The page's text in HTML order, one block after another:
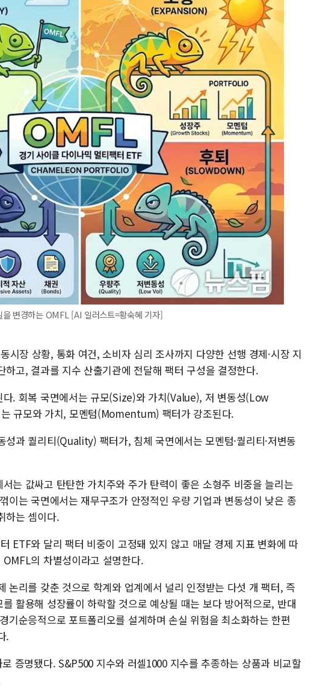
변경하는 OMFL [AI 일러스트=황숙혜 기자]
시장 상황, 통화 여건, 소비자 심리 조사까지 다양한 선행 경제·시장 지
하고, 결과를 지수 산출기관에 전달해 팩터 구성을 결정한다.
. 회복 국면에서는 규모(Size)와 가치(Value), 저 변동성(Low
규모와 가치, 모멘텀(Momentum) 팩터가 강조된다.
성과 퀄리티(Quality) 팩터가, 침체 국면에서는 모멘텀·퀄리티·저변동
는 값싸고 탄탄한 가치주와 주가 탄력이 좋은 소형주 비중을 늘리는
이는 국면에서는 재무구조가 안정적인 우량 기업과 변동성이 낮은 종
하는 셈이다.
ETF와 달리 팩터 비중이 고정돼 있지 않고 매달 경제 지표 변화에 따
의 차별성이라고 설명한다.
논리를 갖춘 것으로 학계와 업계에서 널리 인정받는 다섯 개 팩터, 즉
를 활용해 성장률이 하락할 것으로 예상될 때는 보다 방어적으로, 반대
기순응적으로 포트폴리오를 설계하며 손실 위험을 최소화하는 한편
.
증명됐다. S&P500 지수와 러셀1000 지수를 추종하는 상품과 비교할